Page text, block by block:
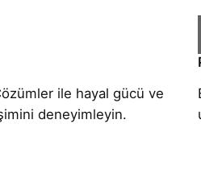
ile hayal gücü ve
deneyimleyin.